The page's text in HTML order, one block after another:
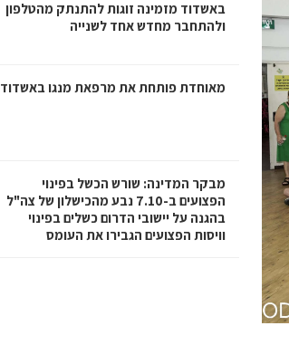
באשדוד מזמינה זוגות להתנתק מהטלפון
ולהתחבר מחדש אחד לשנייה
מאוחדת פותחת את מרפאת מנגו באשדוד
מבקר המדינה: שורש הכשל בפינוי
הפצועים ב-7.10 נבע מהכישלון של צה"ל
בהגנה על יישובי הדרום כשלים בפינוי
וויסות הפצועים הגבירו את העומס